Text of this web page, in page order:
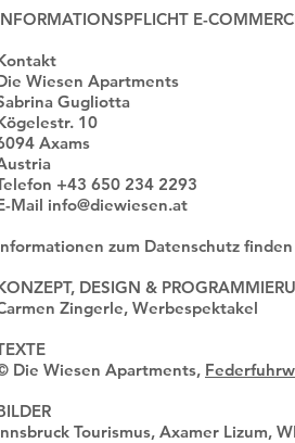
E-
Wiesen Apartments
Gugliotta
10
Axams
+43 650 234 2293
Mail info@diewiesen.at
zum Datenschutz
DESIGN &
Zingerle, Werbespektakel
Die Wiesen Apartments,
Tourismus, Axamer Lizum,